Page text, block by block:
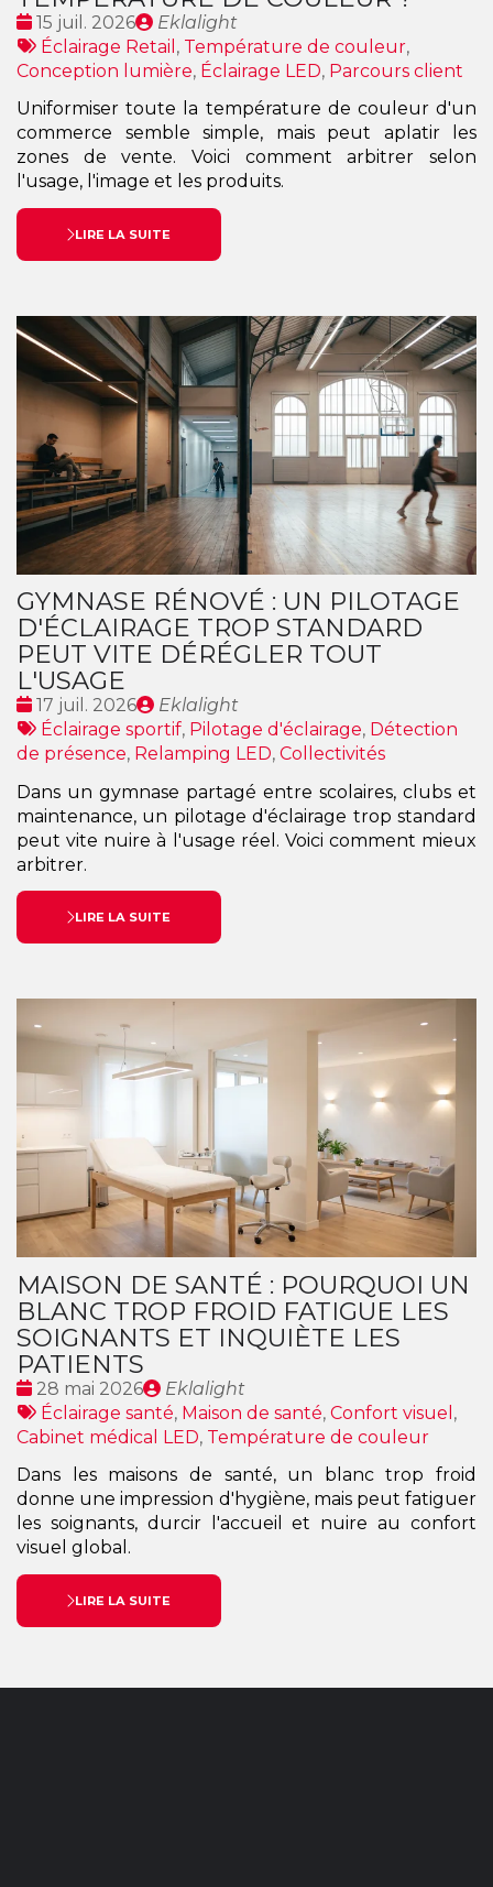
Date
:
15 juil. 2026
Publié
par
Eklalight
Tags
:
Éclairage Retail , Température de couleur,
Conception lumière, Éclairage LED, Parcours client
Uniformiser toute la température de couleur d'un
commerce semble simple, mais peut aplatir les
zones de vente. Voici comment arbitrer selon
l'usage, l'image et les produits.
LIRE LA SUITE
GYMNASE RÉNOVÉ : UN PILOTAGE
D'ÉCLAIRAGE TROP STANDARD
PEUT VITE DÉRÉGLER TOUT
L'USAGE
Date
:
17 juil. 2026
Publié
par
Eklalight
Tags
Éclairage sportif, Pilotage d'éclairage, Détection
de présence, Relamping LED, Collectivités
Dans un gymnase partagé entre scolaires, clubs et
maintenance, un pilotage d'éclairage trop standard
peut vite nuire à l'usage réel. Voici comment mieux
arbitrer.
LIRE LA SUITE
MAISON DE SANTÉ : POURQUOI UN
BLANC TROP FROID FATIGUE LES
SOIGNANTS ET INQUIÈTE LES
PATIENTS
Date
:
28 mai 2026
Publié
par
Eklalight
Tags
:
Éclairage santé, Maison de santé, Confort visuel ,
Cabinet médical LED, Température de couleur
Dans les maisons de santé, un blanc trop froid
donne une impression d'hygiène, mais peut fatiguer
les soignants, durcir l'accueil et nuire au confort
visuel global.
LIRE LA SUITE